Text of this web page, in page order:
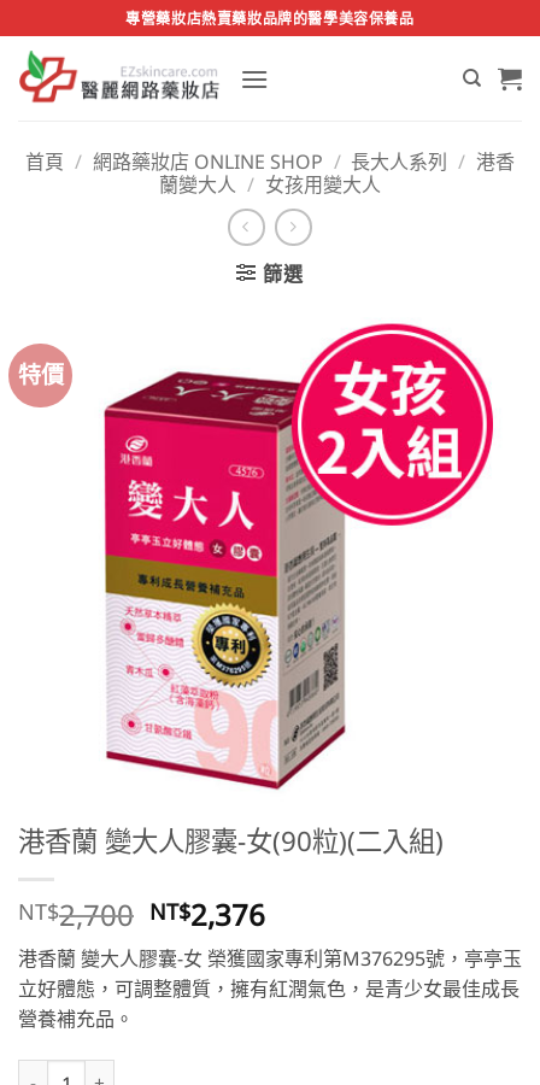
to
content
專營藥妝店熱賣藥妝品牌的醫學美容保養品
首頁 / 網路藥妝店 ONLINE SHOP / 長大人系列 / 港香
蘭變大人 / 女孩用變大人
篩選
特價
港香蘭 變大人膠囊-女(90粒)(二入組)
NT$2,700 原
始
價
格：
NT$2,376目
前
價
格：
港香蘭 變大人膠囊-女 榮獲國家專利第M376295號，亭亭玉
立好體態，可調整體質，擁有紅潤氣色，是青少女最佳成長
營養補充品。
港香蘭 變大人膠囊-女(90粒)(二入組) 數量